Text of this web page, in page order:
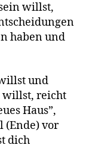
willst,
haben und
und
willst, reicht
Haus”,
(Ende) vor
dich